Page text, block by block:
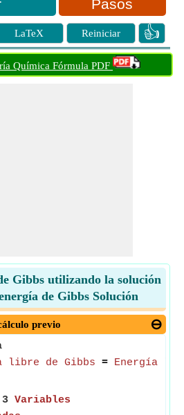
Pasos
LaTeX Reiniciar 👍
Química Fórmula PDF
Gibbs utilizando la solución
de Gibbs Solución
previo
libre de Gibbs = Energía
3 Variables